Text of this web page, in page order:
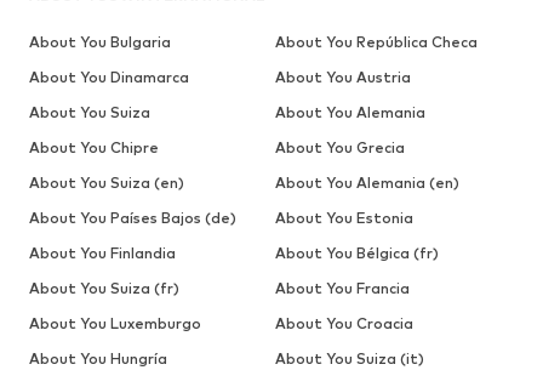
About You Bulgaria
About You República Checa
About You Dinamarca
About You Austria
About You Suiza
About You Alemania
About You Chipre
About You Grecia
About You Suiza (en)
About You Alemania (en)
About You Países Bajos (de)
About You Estonia
About You Finlandia
About You Bélgica (fr)
About You Suiza (fr)
About You Francia
About You Luxemburgo
About You Croacia
About You Hungría
About You Suiza (it)